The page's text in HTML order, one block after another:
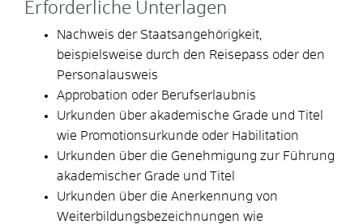
Erforderliche Unterlagen
Nachweis der Staatsangehörigkeit,
beispielsweise durch den Reisepass oder den
Personalausweis
Approbation oder Berufserlaubnis
Urkunden über akademische Grade und Titel
wie Promotionsurkunde oder Habilitation
Urkunden über die Genehmigung zur Führung
akademischer Grade und Titel
Urkunden über die Anerkennung von
Weiterbildungsbezeichnungen wie